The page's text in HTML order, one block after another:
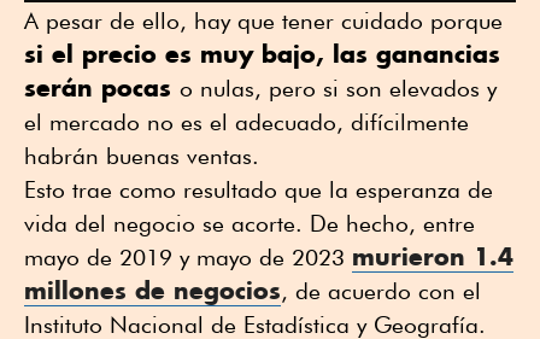
A pesar de ello, hay que tener cuidado porque
si el precio es muy bajo, las ganancias
serán pocas o nulas, pero si son elevados y
el mercado no es el adecuado, difícilmente
habrán buenas ventas.
Esto trae como resultado que la esperanza de
vida del negocio se acorte. De hecho, entre
mayo de 2019 y mayo de 2023 murieron 1.4
millones de negocios, de acuerdo con el
Instituto Nacional de Estadística y Geografía.